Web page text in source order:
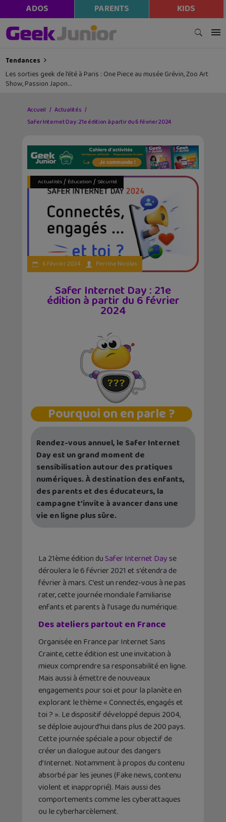
ADOS PARENTS KIDS
Tendances
Les sorties geek de l’été à Paris : One Piece au musée Grévin, Zoo Art
Show, Passion Japon…
Accueil
Actualités
Safer Internet Day : 21e édition à partir du 6 février 2024
Actualités/ Éducation / Sécurité
6 février 2024 Perrine Nicolas
Safer Internet Day : 21e
édition à partir du 6 février
2024
Pourquoi on en parle ?
Rendez-vous annuel, le Safer Internet
Day est un grand moment de
sensibilisation autour des pratiques
numériques. À destination des enfants,
des parents et des éducateurs, la
campagne t’invite à avancer dans une
vie en ligne plus sûre.
La 21ème édition duSafer Internet Day se
déroulera le 6 février 2021 et s’étendra de
février à mars. C’est un rendez-vous à ne pas
rater, cette journée mondiale familiarise
enfants et parents à l’usage du numérique.
Des ateliers partout en France
Organisée en France par Internet Sans
Crainte, cette édition est une invitation à
mieux comprendre sa responsabilité en ligne.
Mais aussi à émettre de nouveaux
engagements pour soi et pour la planète en
explorant le thème « Connectés, engagés et
toi ? ». Le dispositif développé depuis 2004,
se déploie aujourd’hui dans plus de 200 pays.
Cette journée spéciale a pour objectif de
créer un dialogue autour des dangers
d’Internet. Notamment à propos du contenu
absorbé par les jeunes (Fake news, contenu
violent et inapproprié). Mais aussi des
comportements comme les cyberattaques
ou le cyberharcèlement.